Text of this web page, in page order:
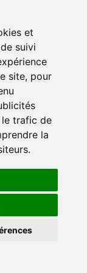
et
suivi
site, pour
le trafic de
la